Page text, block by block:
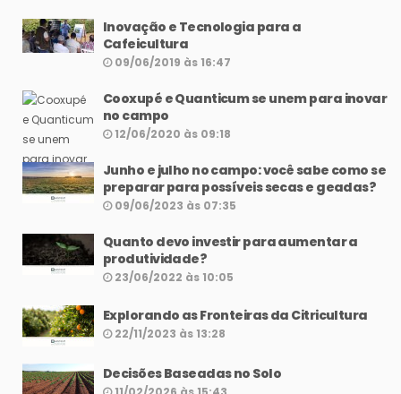
Inovação e Tecnologia para a
Cafeicultura
09/06/2019 às 16:47
Cooxupé e Quanticum se unem para inovar
no campo
12/06/2020 às 09:18
Junho e julho no campo: você sabe como se
preparar para possíveis secas e geadas?
09/06/2023 às 07:35
Quanto devo investir para aumentar a
produtividade?
23/06/2022 às 10:05
Explorando as Fronteiras da Citricultura
22/11/2023 às 13:28
Decisões Baseadas no Solo